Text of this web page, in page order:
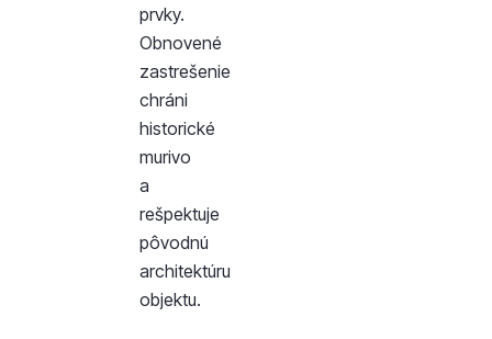
prvky.
Obnovené
zastrešenie
chráni
historické
murivo
a
rešpektuje
pôvodnú
architektúru
objektu.